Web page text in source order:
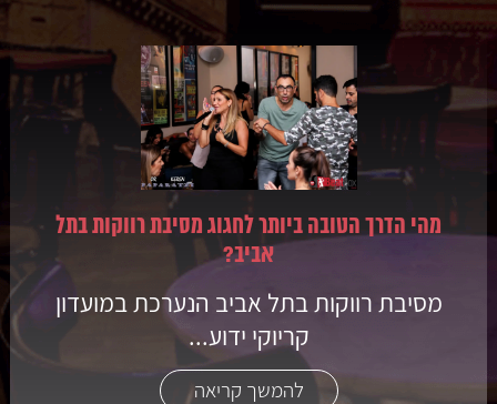
מהי הדרך הטובה ביותר לחגוג מסיבת רווקות בתל
אביב?
מסיבת רווקות בתל אביב הנערכת במועדון
קריוקי ידוע...
להמשך קריאה